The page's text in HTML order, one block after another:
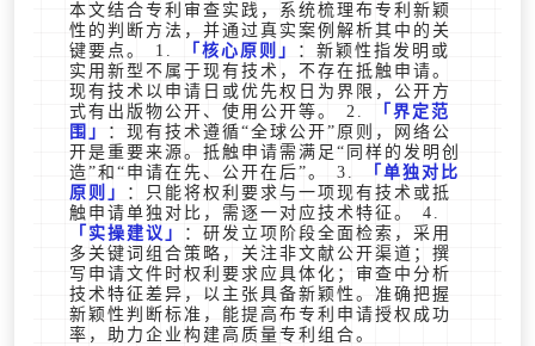
本文结合专利审查实践，系统梳理布专利新颖
性的判断方法，并通过真实案例解析其中的关
键要点。 1.
核心原则
：新颖性指发明或
实用新型不属于现有技术，不存在抵触申请。
现有技术以申请日或优先权日为界限，公开方
式有出版物公开、使用公开等。 2.
界定范
围
：现有技术遵循“全球公开”原则，网络公
开是重要来源。抵触申请需满足“同样的发明创
造”和“申请在先、公开在后”。 3.
单独对比
原则
：只能将权利要求与一项现有技术或抵
触申请单独对比，需逐一对应技术特征。 4.
实操建议
：研发立项阶段全面检索，采用
多关键词组合策略，关注非文献公开渠道；撰
写申请文件时权利要求应具体化；审查中分析
技术特征差异，以主张具备新颖性。准确把握
新颖性判断标准，能提高布专利申请授权成功
率，助力企业构建高质量专利组合。